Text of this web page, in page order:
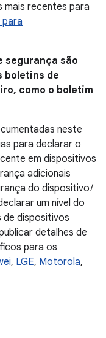
mais recentes para
segurança são
boletins de
como o boletim
neste
para declarar o
em dispositivos
adicionais
do dispositivo /
um nível do
dispositivos
detalhes de
para os
, LGE, Motorola,